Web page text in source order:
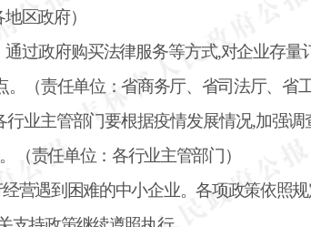
区政府）
通过政府购买法律服务等方式,对企业存量
（责任单位：省商务厅、省司法厅、省
行业主管部门要根据疫情发展情况,加强调
（责任单位：各行业主管部门）
营遇到困难的中小企业。各项政策依照